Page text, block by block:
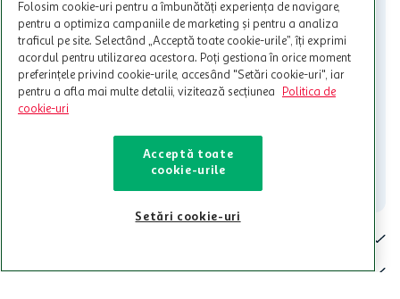
nu raspunde pentru imposibilitatea utilizarii Cardului in perioada in
care aceste este suspendat sau in perioada in care sunt efectuate
intretineri sau reparatii tehnice la sistemul de utilizarea al Cardului.
Contacteaza-ne!
Iti stam mereu la dispozitie.
021-9141 contact@auchan.ro
Contact
Cine suntem
Folosim cookie-uri pentru a îmbunătăți experiența de navigare,
pentru a optimiza campaniile de marketing și pentru a analiza
traficul pe site. Selectând „Acceptă toate cookie-urile”, îți exprimi
acordul pentru utilizarea acestora. Poți gestiona în orice moment
preferințele privind cookie-urile, accesând "Setări cookie-uri", iar
pentru a afla mai multe detalii, vizitează secțiunea
Politica de
cookie-uri
Acceptă toate
cookie-urile
Setări cookie-uri